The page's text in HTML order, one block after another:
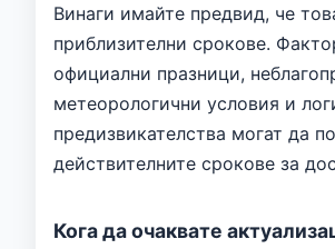
Винаги имайте предвид, че
приблизителни срокове.
официални празници,
метеорологични условия и
предизвикателства могат да
действителните срокове за
Кога да очаквате